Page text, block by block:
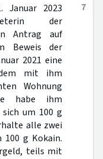
7
Januar 2023
der
Antrag auf
Beweis der
2021 eine
mit ihm
Wohnung
habe ihm
um 100 g
alle zwei
100 g Kokain.
teils mit